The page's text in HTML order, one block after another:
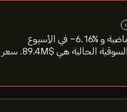
i
سعر Meteora اليوم هو 0.1665‎$‎، %‎-1.65‎ تغيّر خلال ال 24 ساعة الماضية و %‎-6.16‎ في الأسبوع
الماضي. حجم التداول في ال 24 ساعة Meteora هو 4.7M وقيمتها السوقية الحالية هي 89.4M‎$‎. سعر